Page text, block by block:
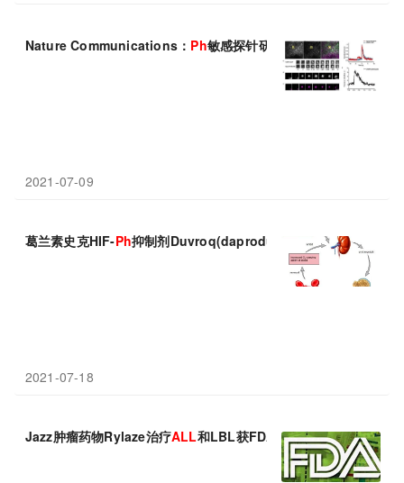
Nature Communications： Ph敏感探针研究中取得进展
2021-07-09
葛兰素史克HIF-Ph抑制剂Duvroq(daprodustat，达普司他)3期
2021-07-18
Jazz肿瘤药物Rylaze治疗ALL和LBL获FDA批准